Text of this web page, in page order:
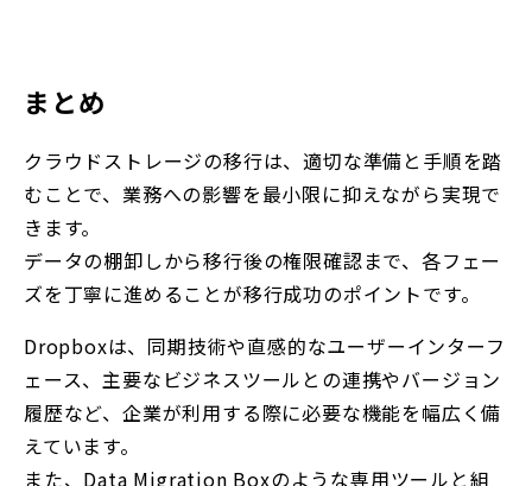
まとめ
クラウドストレージの移行は、適切な準備と手順を踏
むことで、業務への影響を最小限に抑えながら実現で
きます。
データの棚卸しから移行後の権限確認まで、各フェー
ズを丁寧に進めることが移行成功のポイントです。
Dropboxは、同期技術や直感的なユーザーインターフ
ェース、主要なビジネスツールとの連携やバージョン
履歴など、企業が利用する際に必要な機能を幅広く備
えています。
また、Data Migration Boxのような専用ツールと組